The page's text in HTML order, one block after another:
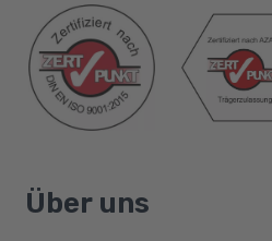
Über uns